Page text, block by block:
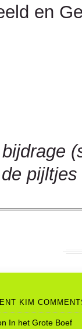
en
KIM
In het Grote Boef